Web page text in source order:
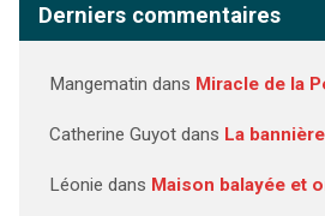
Derniers commentaires
Mangematin dans Miracle de la
Catherine Guyotdans La
Léonie dans Maison balayée et